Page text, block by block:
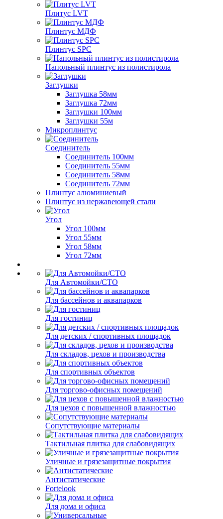
Плитус LVT
Плинтус МДФ
Плинтус SPC
Напольный плинтус из полистирола
Заглушки
Заглушка 58мм
Заглушка 72мм
Заглушки 100мм
Заглушки 55м
Микроплинтус
Соединитель
Соединитель 100мм
Соединитель 55мм
Соединитель 58мм
Соединитель 72мм
Плинтус алюминиевый
Плинтус из нержавеющей стали
Угол
Угол 100мм
Угол 55мм
Угол 58мм
Угол 72мм
Для Автомойки/СТО
Для бассейнов и аквапарков
Для гостиниц
Для детских / спортивных площадок
Для складов, цехов и производства
Для спортивных объектов
Для торгово-офисных помещений
Для цехов с повышенной влажностью
Сопутствующие материалы
Тактильная плитка для слабовидящих
Уличные и грязезащитные покрытия
Антистатические
Fortelook
Для дома и офиса